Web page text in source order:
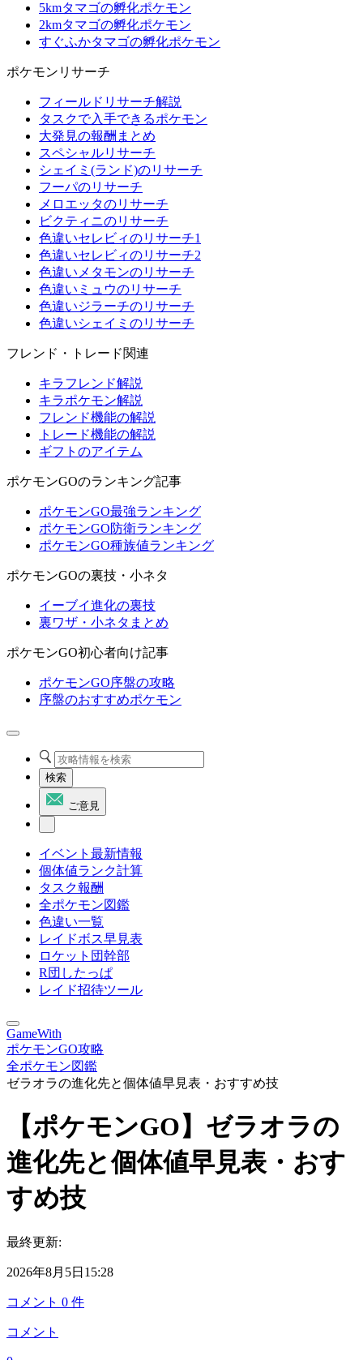
5kmタマゴの孵化ポケモン
2kmタマゴの孵化ポケモン
すぐふかタマゴの孵化ポケモン
ポケモンリサーチ
フィールドリサーチ解説
タスクで入手できるポケモン
大発見の報酬まとめ
スペシャルリサーチ
シェイミ(ランド)のリサーチ
フーパのリサーチ
メロエッタのリサーチ
ビクティニのリサーチ
色違いセレビィのリサーチ1
色違いセレビィのリサーチ2
色違いメタモンのリサーチ
色違いミュウのリサーチ
色違いジラーチのリサーチ
色違いシェイミのリサーチ
フレンド・トレード関連
キラフレンド解説
キラポケモン解説
フレンド機能の解説
トレード機能の解説
ギフトのアイテム
ポケモンGOのランキング記事
ポケモンGO最強ランキング
ポケモンGO防衛ランキング
ポケモンGO種族値ランキング
ポケモンGOの裏技・小ネタ
イーブイ進化の裏技
裏ワザ・小ネタまとめ
ポケモンGO初心者向け記事
ポケモンGO序盤の攻略
序盤のおすすめポケモン
検索
ご意見
イベント最新情報
個体値ランク計算
タスク報酬
全ポケモン図鑑
色違い一覧
レイドボス早見表
ロケット団幹部
R団したっぱ
レイド招待ツール
GameWith
ポケモンGO攻略
全ポケモン図鑑
ゼラオラの進化先と個体値早見表・おすすめ技
【ポケモンGO】ゼラオラの
進化先と個体値早見表・おす
すめ技
最終更新:
2026年8月5日15:28
コメント 0 件
コメント